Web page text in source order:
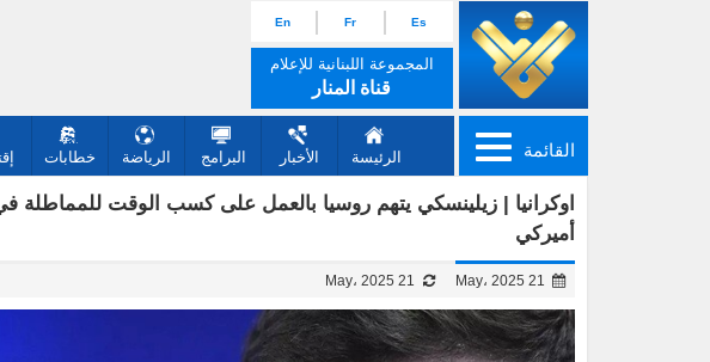
Es
Fr
En
المجموعة اللبنانية للإعلام
قناة المنار
القائمة الرئيسة الأخبار البرامج الرياضة خطابات
اوكرانيا | زيلينسكي يتهم روسيا بالعمل على كسب الوقت
أميركي